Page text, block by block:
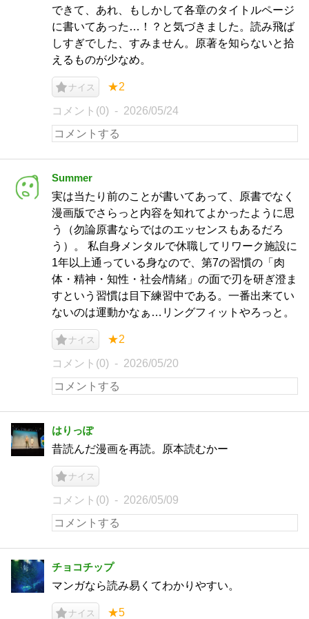
できて、あれ、もしかして各章のタイトルページ
に書いてあった…！？と気づきました。読み飛ば
しすぎでした、すみません。原著を知らないと拾
えるものが少なめ。
ナイス ★2
コメント(0) 2026/05/24
Summer
実は当たり前のことが書いてあって、原書でなく
漫画版でさらっと内容を知れてよかったように思
う（勿論原書ならではのエッセンスもあるだろ
う）。 私自身メンタルで休職してリワーク施設に
1年以上通っている身なので、第7の習慣の「肉
体・精神・知性・社会/情緒」の面で刃を研ぎ澄ま
すという習慣は目下練習中である。一番出来てい
ないのは運動かなぁ…リングフィットやろっと。
ナイス ★2
コメント(0) 2026/05/20
はりっぽ
昔読んだ漫画を再読。原本読むかー
ナイス
コメント(0) 2026/05/09
チョコチップ
マンガなら読み易くてわかりやすい。
ナイス ★5